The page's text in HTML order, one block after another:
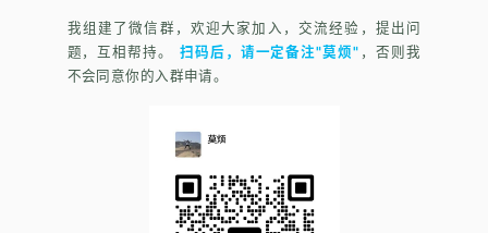
我组建了微信群，欢迎大家加入，交流经验，提出问
题，互相帮持。
扫码后，请一定备注"莫烦" ，否则我
不会同意你的入群申请。